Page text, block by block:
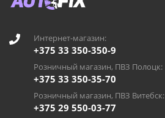
Интернет-магазин:
+375 33 350-350-9
Розничный магазин, ПВЗ Полоцк:
+375 33 350-35-70
Розничный магазин, ПВЗ Витебск:
+375 29 550-03-77